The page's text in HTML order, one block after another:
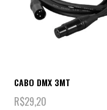
CABO DMX 3MT
R$29,20